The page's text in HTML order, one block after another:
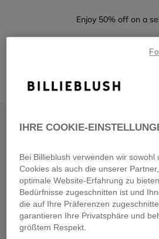
Enjoy 50% off on a
IHRE COOKIE-
Bei Billieblush verwenden wir sowohl
Cookies als auch die unserer
optimale Website-Erfahrung zu
Bedürfnisse zugeschnitten ist und
die auf Ihre Präferenzen
garantieren Ihre Privatsphäre und
größtem Respekt.